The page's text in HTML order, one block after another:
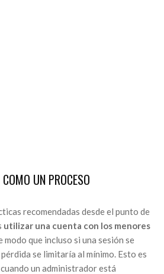
UN PROCESO
recomendadas desde el punto de
utilizar una cuenta con los menores
modo que incluso si una sesión se
se limitaría al mínimo. Esto es
un administrador está